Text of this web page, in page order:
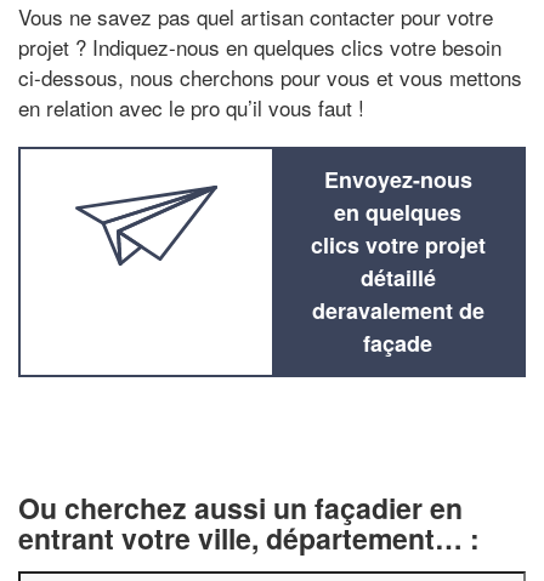
Vous ne savez pas quel artisan contacter pour votre
projet ? Indiquez-nous en quelques clics votre besoin
ci-dessous, nous cherchons pour vous et vous mettons
en relation avec le pro qu’il vous faut !
Envoyez-nous
en quelques
clics votre projet
détaillé
deravalement de
façade
Ou cherchez aussi un façadier en
entrant votre ville, département… :